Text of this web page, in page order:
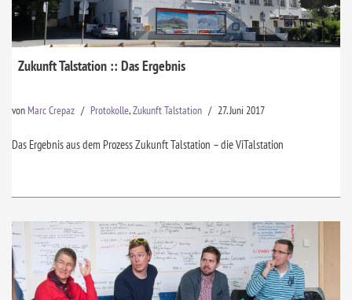
Zukunft Talstation :: Das Ergebnis
von Marc Crepaz Protokolle,Zukunft Talstation 27. Juni 2017
Das Ergebnis aus dem Prozess Zukunft Talstation – die ViTalstation